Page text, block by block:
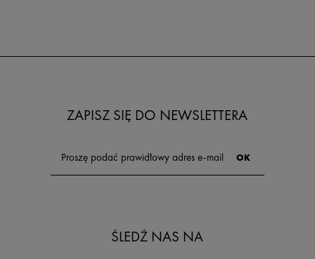
ZAPISZ SIĘ DO NEWSLETTERA
ŚLEDŹ NAS NA